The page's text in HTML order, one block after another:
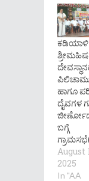
ಕಡಿಯಾಳಿ
ಹಾಗೂ
ದೈವಗಳ
ಬಗ್ಗೆ
August
2025
In "AA